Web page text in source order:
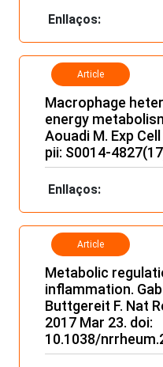
Enllaços:
Article
Macrophage
energy
Aouadi M. Exp
pii: S0014-
Enllaços:
Article
Metabolic
inflammation.
Buttgereit F. Nat
2017 Mar 23. doi:
10.1038/